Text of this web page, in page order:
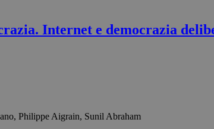
Internet e democrazia
Philippe Aigrain, Sunil Abraham